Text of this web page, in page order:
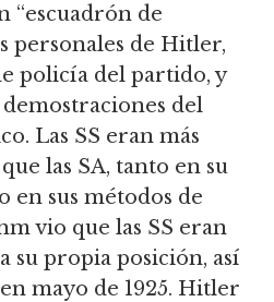
“escuadrón de
personales de Hitler,
policía del partido, y
del
Las SS eran más
las SA, tanto en su
sus métodos de
vio que las SS eran
su propia posición, así
mayo de 1925. Hitler